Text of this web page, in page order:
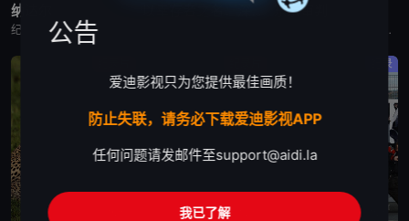
纳达尔 东京审判
围绕着東京审判这一重要历史事件, 本片除了讲述过程外, 更重要的还是提出了一系列国际法法律问题和伦理道德疑问, 如事后法问题, 战争罪的有無, 以及个人辩护和国家辩护的选择和远东国际法庭战犯的选择
纪录
公告
爱迪影视只为您提供最佳画质！
防止失联，请务必下载爱迪影视APP
任何问题请发邮件至support@aidi.la
我已了解